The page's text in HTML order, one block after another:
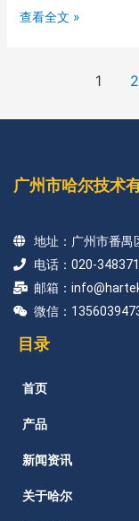
查看全文 »
1 2
广州市哈尔技术
地址：广州市番禺
电话：020-
邮箱：
微信：
目录
首页
产品
新闻资讯
关于哈尔